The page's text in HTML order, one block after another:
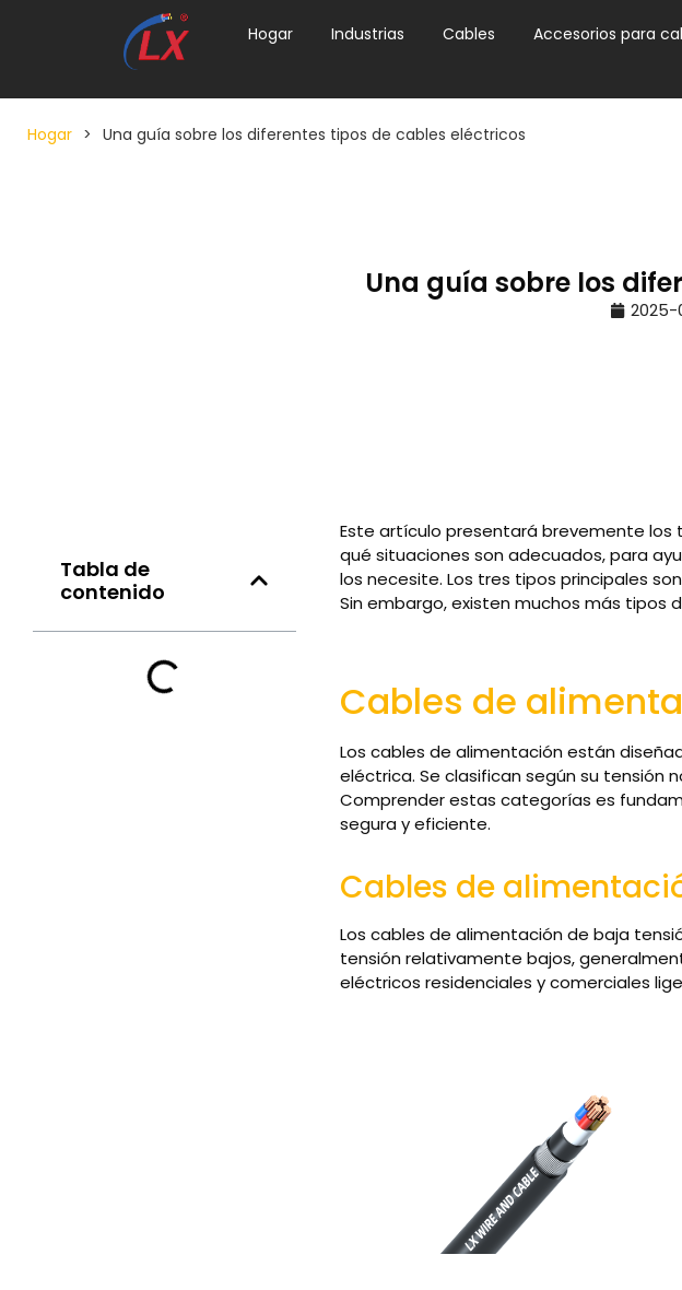
Hogar Industrias Cables Accesorios para
Hogar > Una guía sobre los diferentes tipos de cables eléctricos
Una guía sobre los
2025-
Tabla de
contenido
Este artículo presentará brevemente los
qué situaciones son adecuados, para
los necesite. Los tres tipos principales
Sin embargo, existen muchos más tipos
Cables de
Los cables de alimentación están
eléctrica. Se clasifican según su tensión
Comprender estas categorías es
segura y eficiente.
Cables de
Los cables de alimentación de baja
tensión relativamente bajos,
eléctricos residenciales y comerciales